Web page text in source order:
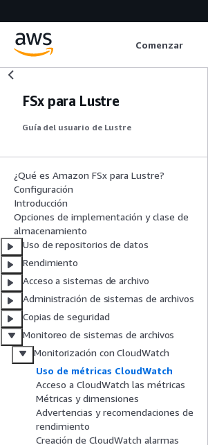
Comenzar
FSx para Lustre
Guía del usuario de Lustre
¿Qué es Amazon FSx para Lustre?
Configuración
Introducción
Opciones de implementación y clase de
almacenamiento
Uso de repositorios de datos
Rendimiento
Acceso a sistemas de archivo
Administración de sistemas de archivos
Copias de seguridad
Monitoreo de sistemas de archivos
Monitorización con CloudWatch
Uso de métricas CloudWatch
Acceso a CloudWatch las métricas
Métricas y dimensiones
Advertencias y recomendaciones de
rendimiento
Creación de CloudWatch alarmas